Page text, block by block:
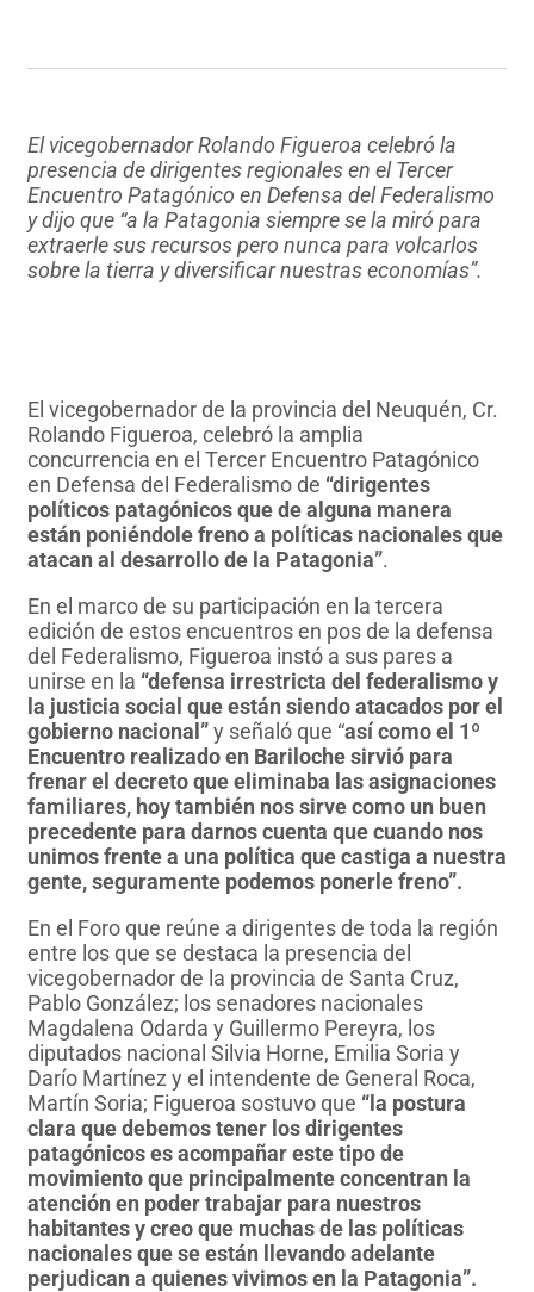
El vicegobernador Rolando Figueroa celebró la
presencia de dirigentes regionales en el Tercer
Encuentro Patagónico en Defensa del Federalismo
y dijo que “a la Patagonia siempre se la miró para
extraerle sus recursos pero nunca para volcarlos
sobre la tierra y diversificar nuestras economías”.
El vicegobernador de la provincia del Neuquén, Cr.
Rolando Figueroa, celebró la amplia
concurrencia en el Tercer Encuentro Patagónico
en Defensa del Federalismo de “dirigentes
políticos patagónicos que de alguna manera
están poniéndole freno a políticas nacionales que
atacan al desarrollo de la Patagonia”.
En el marco de su participación en la tercera
edición de estos encuentros en pos de la defensa
del Federalismo, Figueroa instó a sus pares a
unirse en la “defensa irrestricta del federalismo y
la justicia social que están siendo atacados por el
gobierno nacional”y señaló que “así como el 1º
Encuentro realizado en Bariloche sirvió para
frenar el decreto que eliminaba las asignaciones
familiares, hoy también nos sirve como un buen
precedente para darnos cuenta que cuando nos
unimos frente a una política que castiga a nuestra
gente, seguramente podemos ponerle freno”.
En el Foro que reúne a dirigentes de toda la región
entre los que se destaca la presencia del
vicegobernador de la provincia de Santa Cruz,
Pablo González; los senadores nacionales
Magdalena Odarda y Guillermo Pereyra, los
diputados nacional Silvia Horne, Emilia Soria y
Darío Martínez y el intendente de General Roca,
Martín Soria; Figueroa sostuvo que “la postura
clara que debemos tener los dirigentes
patagónicos es acompañar este tipo de
movimiento que principalmente concentran la
atención en poder trabajar para nuestros
habitantes y creo que muchas de las políticas
nacionales que se están llevando adelante
perjudican a quienes vivimos en la Patagonia”.